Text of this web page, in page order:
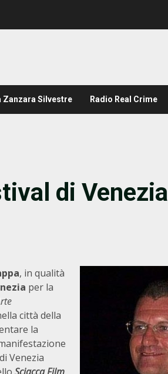
Zanzara Silvestre Radio Real Crime
di Venezia
, in qualità
per la
città della
la
Venezia